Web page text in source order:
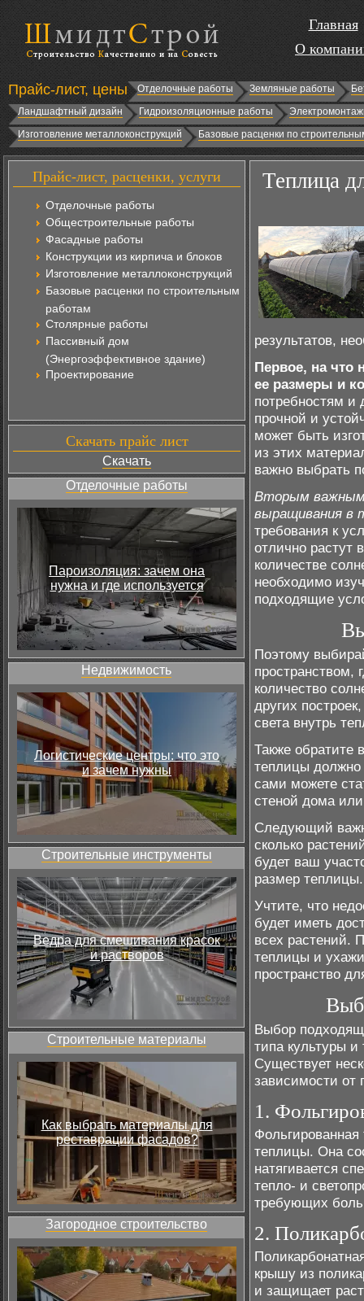
Главная
О
Прайс-лист, цены Отделочные работы Земляные работы
Ландшафтный дизайн
Гидроизоляционные работы
Изготовление металлоконструкций
Базовые расценки по
Прайс-лист, расценки, услуги
Отделочные работы
Общестроительные работы
Фасадные работы
Конструкции из кирпича и блоков
Изготовление металлоконструкций
Базовые расценки по строительным
работам
Столярные работы
Пассивный дом
(Энергоэффективное здание)
Проектирование
Скачать прайс лист
Скачать
Отделочные работы
Пароизоляция: зачем она
нужна и где используется
Недвижимость
Логистические центры: что это
и зачем нужны
Строительные инструменты
Ведра для смешивания красок
и растворов
Строительные материалы
Как выбрать материалы для
реставрации фасадов?
Загородное строительство
Теплица
результатов,
Первое, на что
ее размеры и
потребностям и
прочной и
может быть
из этих
важно выбрать
Вторым важным
выращивания в
требования к
отлично растут
количестве
необходимо
подходящие
Поэтому
пространством,
количество
других
света внутрь
Также обратите
теплицы должно
сами можете
стеной дома
Следующий
сколько
будет ваш
размер теплицы.
Учтите, что
будет иметь
всех растений.
теплицы и
пространство
Выбор
типа культуры
Существует
зависимости от
1.
теплицы. Она
натягивается
тепло- и
требующих
2.
крышу из
и защищает